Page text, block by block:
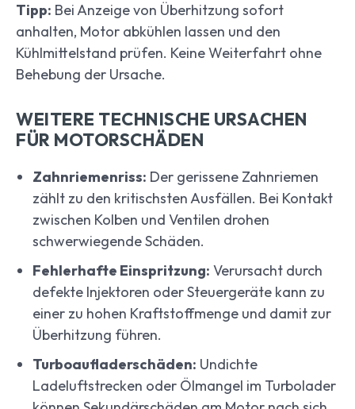
Tipp: Bei Anzeige von Überhitzung sofort
anhalten, Motor abkühlen lassen und den
Kühlmittelstand prüfen. Keine Weiterfahrt ohne
Behebung der Ursache.
WEITERE TECHNISCHE URSACHEN
FÜR MOTORSCHÄDEN
Zahnriemenriss: Der gerissene Zahnriemen
zählt zu den kritischsten Ausfällen. Bei Kontakt
zwischen Kolben und Ventilen drohen
schwerwiegende Schäden.
Fehlerhafte Einspritzung: Verursacht durch
defekte Injektoren oder Steuergeräte kann zu
einer zu hohen Kraftstoffmenge und damit zur
Überhitzung führen.
Turboaufladerschäden: Undichte
Ladeluftstrecken oder Ölmangel im Turbolader